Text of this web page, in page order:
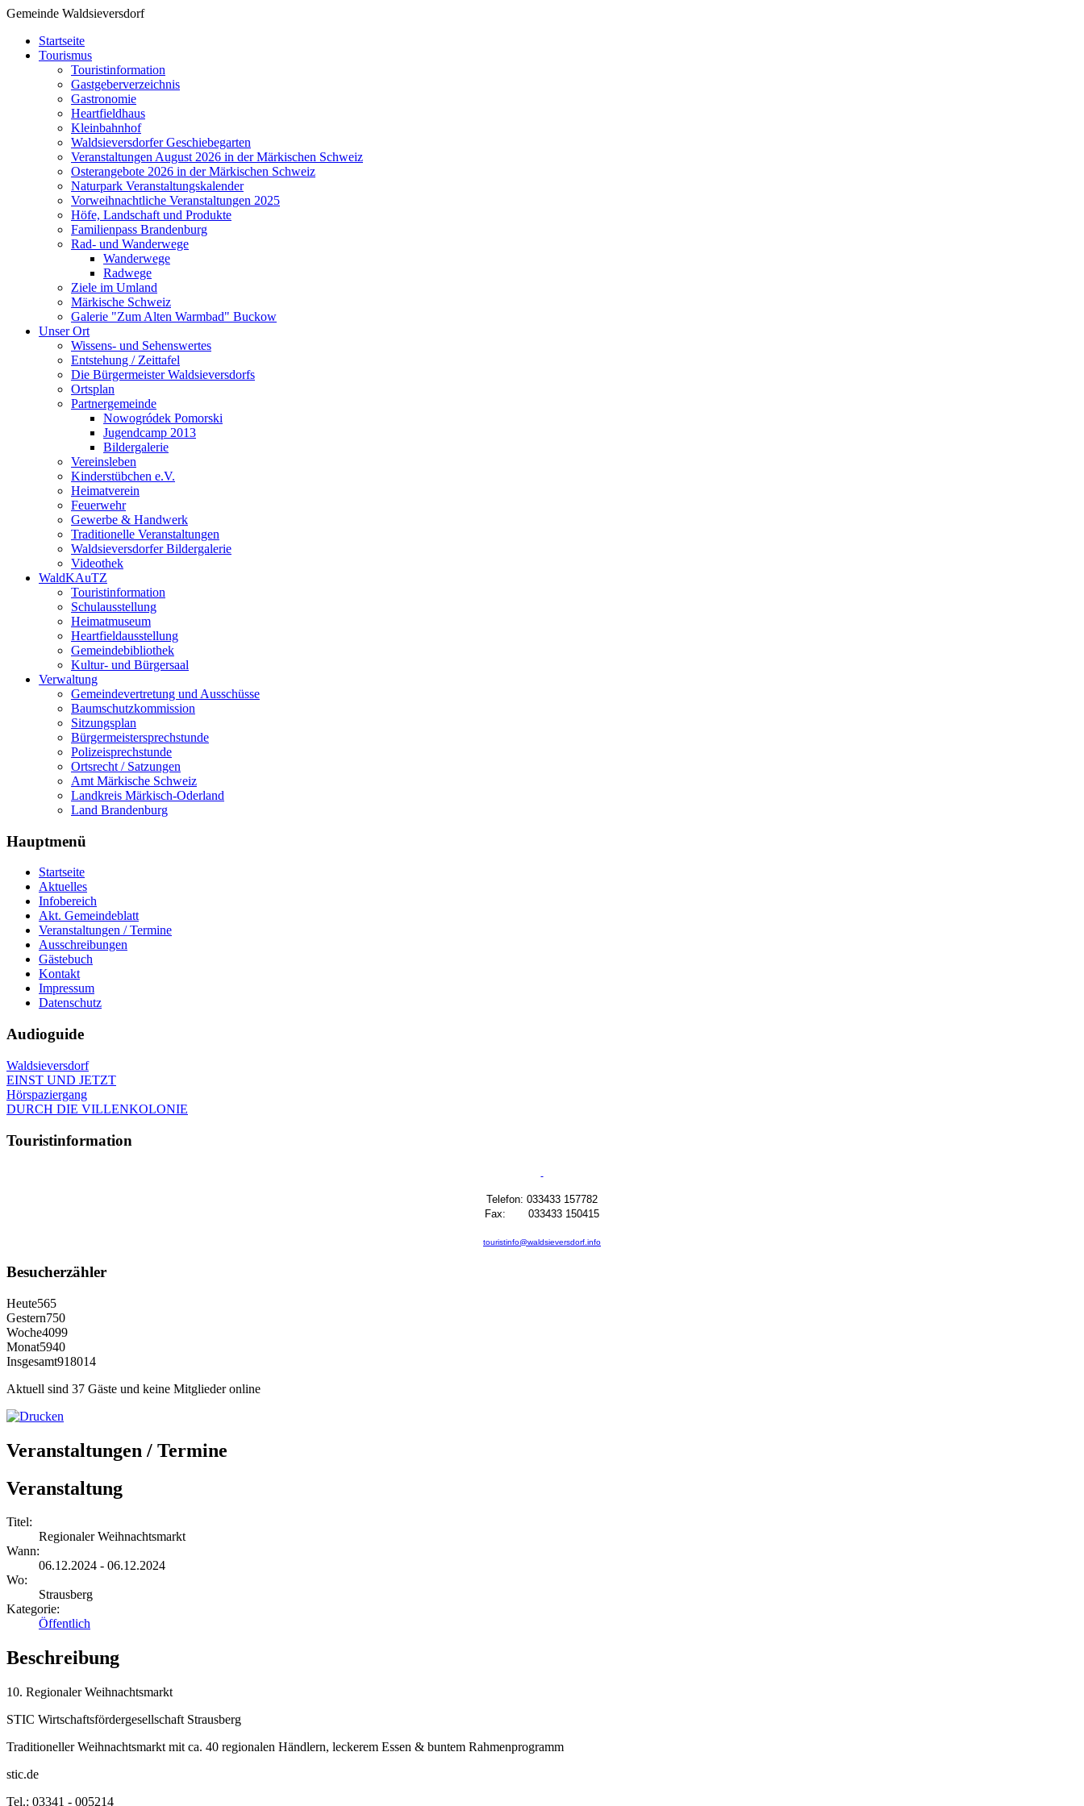
Gemeinde Waldsieversdorf
Startseite
Tourismus
Touristinformation
Gastgeberverzeichnis
Gastronomie
Heartfieldhaus
Kleinbahnhof
Waldsieversdorfer Geschiebegarten
Veranstaltungen August 2026 in der Märkischen Schweiz
Osterangebote 2026 in der Märkischen Schweiz
Naturpark Veranstaltungskalender
Vorweihnachtliche Veranstaltungen 2025
Höfe, Landschaft und Produkte
Familienpass Brandenburg
Rad- und Wanderwege
Wanderwege
Radwege
Ziele im Umland
Märkische Schweiz
Galerie "Zum Alten Warmbad" Buckow
Unser Ort
Wissens- und Sehenswertes
Entstehung / Zeittafel
Die Bürgermeister Waldsieversdorfs
Ortsplan
Partnergemeinde
Nowogródek Pomorski
Jugendcamp 2013
Bildergalerie
Vereinsleben
Kinderstübchen e.V.
Heimatverein
Feuerwehr
Gewerbe & Handwerk
Traditionelle Veranstaltungen
Waldsieversdorfer Bildergalerie
Videothek
WaldKAuTZ
Touristinformation
Schulausstellung
Heimatmuseum
Heartfieldausstellung
Gemeindebibliothek
Kultur- und Bürgersaal
Verwaltung
Gemeindevertretung und Ausschüsse
Baumschutzkommission
Sitzungsplan
Bürgermeistersprechstunde
Polizeisprechstunde
Ortsrecht / Satzungen
Amt Märkische Schweiz
Landkreis Märkisch-Oderland
Land Brandenburg
Hauptmenü
Startseite
Aktuelles
Infobereich
Akt. Gemeindeblatt
Veranstaltungen / Termine
Ausschreibungen
Gästebuch
Kontakt
Impressum
Datenschutz
Audioguide
Waldsieversdorf
EINST UND JETZT
Hörspaziergang
DURCH DIE VILLENKOLONIE
Touristinformation
Telefon: 033433 157782
Fax: 033433 150415
touristinfo@waldsieversdorf.info
Besucherzähler
Heute565
Gestern750
Woche4099
Monat5940
Insgesamt918014
Aktuell sind 37 Gäste und keine Mitglieder online
Veranstaltungen / Termine
Veranstaltung
Titel:
Regionaler Weihnachtsmarkt
Wann:
06.12.2024 - 06.12.2024
Wo:
Strausberg
Kategorie:
Öffentlich
Beschreibung
10. Regionaler Weihnachtsmarkt
STIC Wirtschaftsfördergesellschaft Strausberg
Traditioneller Weihnachtsmarkt mit ca. 40 regionalen Händlern, leckerem Essen & buntem Rahmenprogramm
stic.de
Tel.: 03341 - 005214